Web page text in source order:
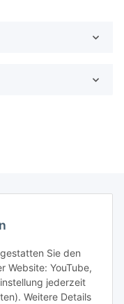
Sie den
Website: YouTube,
jederzeit
Weitere Details